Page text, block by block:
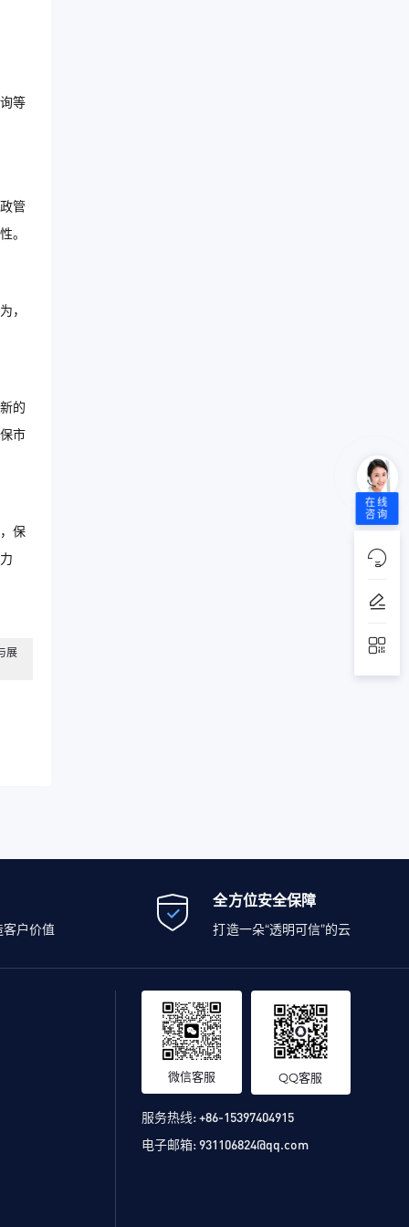
等
管
。
，
的
市
保
展
客户价值
全方位安全保障
打造一朵“透明可信”的云
微信客服 QQ客服
服务热线:+86-15397404915
电子邮箱:931106824@qq.com
在线
咨询